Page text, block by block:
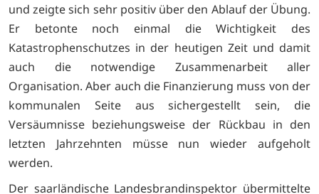
und zeigte sich sehr positiv über den Ablauf der Übung.
Er betonte noch einmal die Wichtigkeit des
Katastrophenschutzes in der heutigen Zeit und damit
auch die notwendige Zusammenarbeit aller
Organisation. Aber auch die Finanzierung muss von der
kommunalen Seite aus sichergestellt sein, die
Versäumnisse beziehungsweise der Rückbau in den
letzten Jahrzehnten müsse nun wieder aufgeholt
werden.
Der saarländische Landesbrandinspektor übermittelte